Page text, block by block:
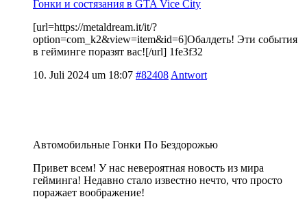
Гонки и состязания в GTA Vice City
[url=https://metaldream.it/it/?
option=com_k2&view=item&id=6]Обалдеть! Эти события
в гейминге поразят вас![/url] 1fe3f32
10. Juli 2024 um 18:07 #82408 Antwort
Автомобильные Гонки По Бездорожью
Привет всем! У нас невероятная новость из мира
гейминга! Недавно стало известно нечто, что просто
поражает воображение!